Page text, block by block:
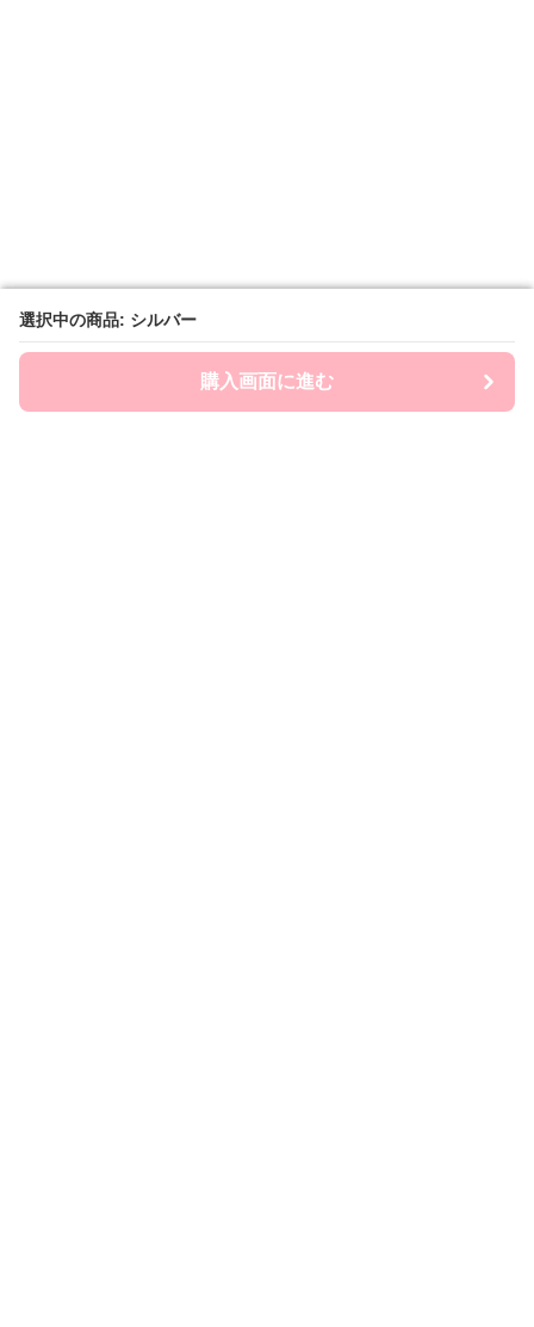
選択中の商品: シルバー
購入画面に進む
選択中の商品: シルバー
購入画面に進む